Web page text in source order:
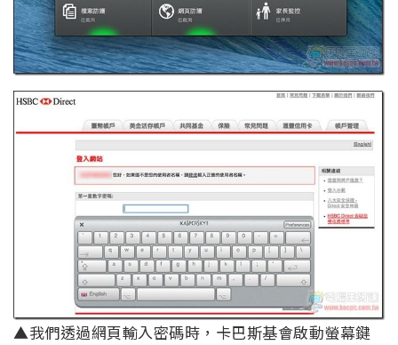
▲我們透過網頁輸入密碼時，卡巴斯基會啟動螢幕鍵